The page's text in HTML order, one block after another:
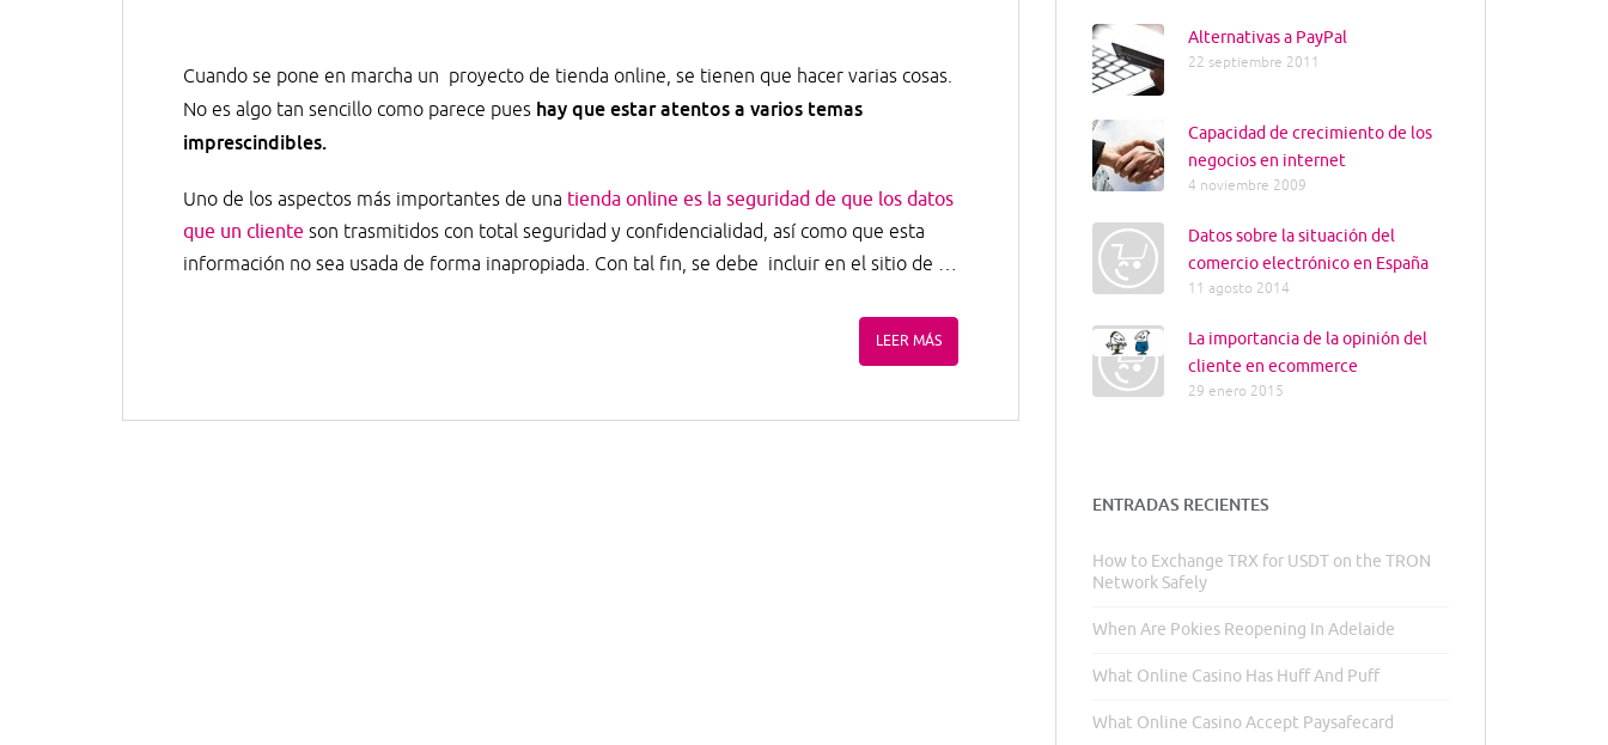
Cuando se pone en marcha un proyecto de tienda online, se tienen que hacer varias cosas.
No es algo tan sencillo como parece pues hay que estar atentos a varios temas
imprescindibles.
Uno de los aspectos más importantes de una tienda online es la seguridad de que los datos
que un cliente son trasmitidos con total seguridad y confidencialidad, así como que esta
información no sea usada de forma inapropiada. Con tal fin, se debe incluir en el sitio de …
LEER MÁS
Alternativas a PayPal
22 septiembre 2011
Capacidad de crecimiento de los
negocios en internet
4 noviembre 2009
Datos sobre la situación del
comercio electrónico en España
11 agosto 2014
La importancia de la opinión del
cliente en ecommerce
29 enero 2015
ENTRADAS RECIENTES
How to Exchange TRX for USDT on the TRON
Network Safely
When Are Pokies Reopening In Adelaide
What Online Casino Has Huff And Puff
What Online Casino Accept Paysafecard